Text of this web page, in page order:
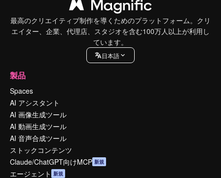
最高のクリエイティブ制作を導くためのプラットフォーム。クリ
エイター、企業、代理店、スタジオを含む100万人以上が利用し
ています。
日本語
製品
Spaces
AI アシスタント
AI 画像生成ツール
AI 動画生成ツール
AI 音声合成ツール
ストックコンテンツ
Claude/ChatGPT向けMCP 新規
エージェント 新規